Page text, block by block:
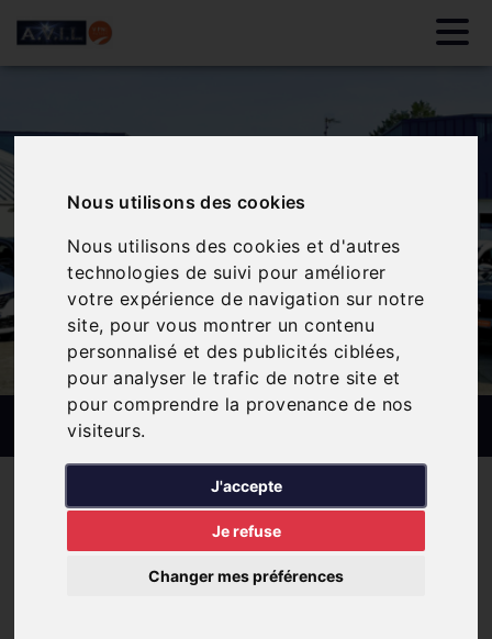
Nous utilisons des cookies
Nous utilisons des cookies et d'autres
technologies de suivi pour améliorer
votre expérience de navigation sur notre
site, pour vous montrer un contenu
personnalisé et des publicités ciblées,
pour analyser le trafic de notre site et
pour comprendre la provenance de nos
visiteurs.
J'accepte
Je refuse
Changer mes préférences
RECHERCHE PERSONNALISÉE
Vous avez un projet d'achat mais vous ne
trouvez pas votre futur véhicule dans notre
stock ? On vous propose une autre solution !
Faites nous part de votre recherche en